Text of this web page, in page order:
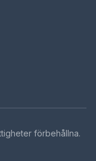
förbehållna.